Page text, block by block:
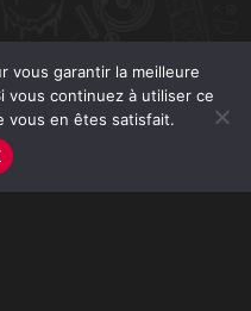
vous garantir la meilleure
vous continuez à utiliser ce
vous en êtes satisfait.